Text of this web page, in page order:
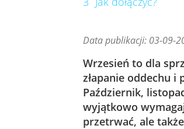
Data publikacji: 03-09-
Wrzesień to dla
złapanie oddechu
Październik,
wyjątkowo
przetrwać, ale